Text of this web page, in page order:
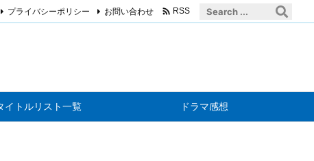
イトルリスト一覧 ドラマ感想
プライバシーポリシー お問い合わせ  RSS